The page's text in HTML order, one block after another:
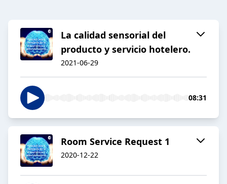
La calidad sensorial del
producto y servicio hotelero.
2021-06-29
08:31
Room Service Request 1
2020-12-22